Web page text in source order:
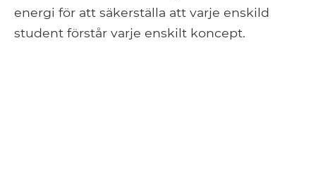
energi för att säkerställa att varje enskild
student förstår varje enskilt koncept.